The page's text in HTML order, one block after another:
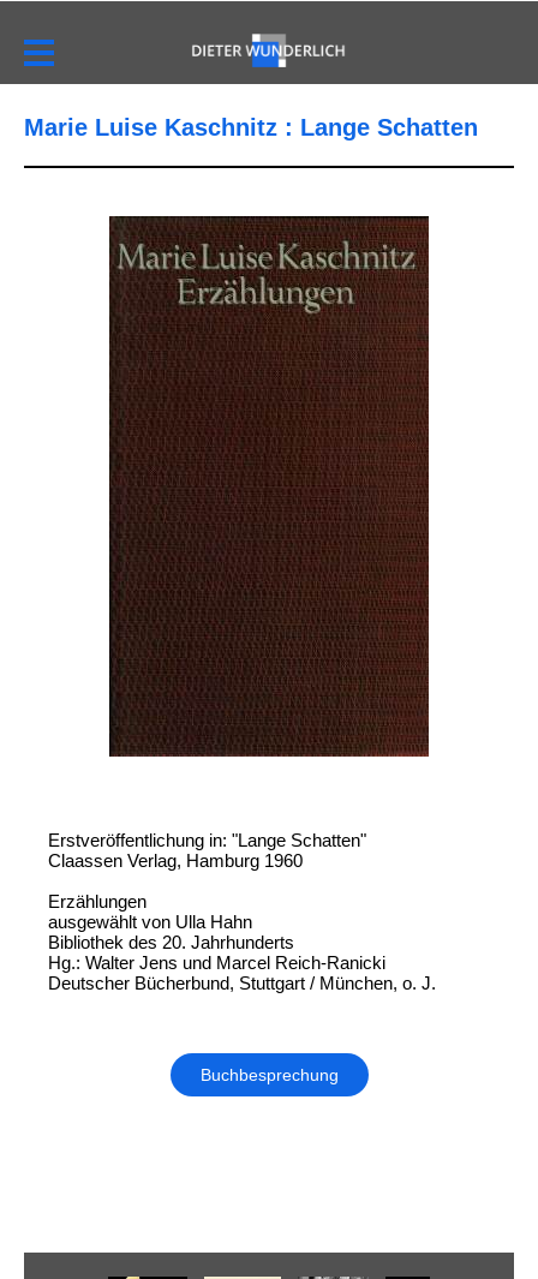
Marie Luise Kaschnitz : Lange Schatten
Erstveröffentlichung in: "Lange Schatten"
Claassen Verlag, Hamburg 1960
Erzählungen
ausgewählt von Ulla Hahn
Bibliothek des 20. Jahrhunderts
Hg.: Walter Jens und Marcel Reich-Ranicki
Deutscher Bücherbund, Stuttgart / München, o. J.
Buchbesprechung